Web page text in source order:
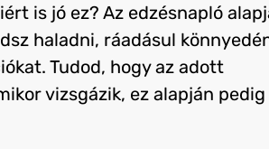
is jó ez? Az edzésnapló
haladni, ráadásul
Tudod, hogy az adott
vizsgázik, ez alapján pedig